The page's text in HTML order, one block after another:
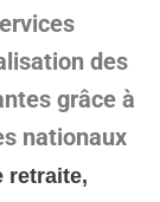
des
grâce à
nationaux
retraite,